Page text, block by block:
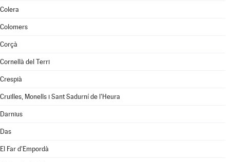
Colera
Colomers
Corçà
Cornellà del Terri
Crespià
Cruïlles, Monells i Sant Sadurní de l'Heura
Darnius
Das
El Far d'Empordà